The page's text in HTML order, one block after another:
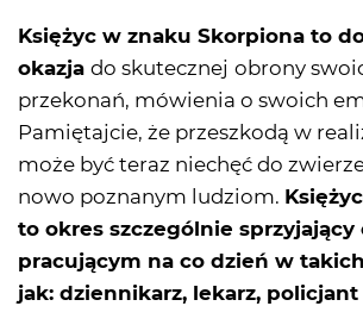
Księżyc w znaku Skorpiona to
okazja do skutecznej obrony
przekonań, mówienia o swoich
Pamiętajcie, że przeszkodą w
może być teraz niechęć do
nowo poznanym ludziom.
to okres szczególnie sprzyjający
pracującym na co dzień w
jak: dziennikarz, lekarz,